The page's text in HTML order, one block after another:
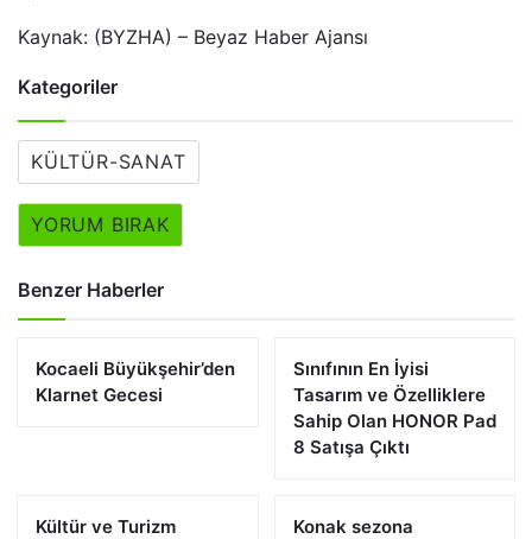
Kaynak: (BYZHA) – Beyaz Haber Ajansı
Kategoriler
KÜLTÜR-SANAT
YORUM BIRAK
Benzer Haberler
Kocaeli Büyükşehir’den
Klarnet Gecesi
Sınıfının En İyisi
Tasarım ve Özelliklere
Sahip Olan HONOR Pad
8 Satışa Çıktı
Kültür ve Turizm Konak sezona